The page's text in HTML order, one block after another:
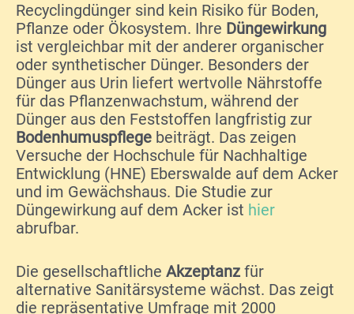
Recyclingdünger sind kein Risiko für Boden,
Pflanze oder Ökosystem. Ihre Düngewirkung
ist vergleichbar mit der anderer organischer
oder synthetischer Dünger. Besonders der
Dünger aus Urin liefert wertvolle Nährstoffe
für das Pflanzenwachstum, während der
Dünger aus den Feststoﬀen langfristig zur
Bodenhumuspflege beiträgt. Das zeigen
Versuche der Hochschule für Nachhaltige
Entwicklung (HNE) Eberswalde auf dem Acker
und im Gewächshaus. Die Studie zur
Düngewirkung auf dem Acker ist hier
abrufbar.
Die gesellschaftliche Akzeptanz für
alternative Sanitärsysteme wächst. Das zeigt
die repräsentative Umfrage mit 2000